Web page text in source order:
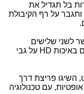
בל תגדיל את
הרשתות האופטיות ביותר מפי 10, ותגבר על רף הקיבולת
לשני שלישים
באיכות HD על גבי
השיגו פריצת דרך
עם טכנולוגיה